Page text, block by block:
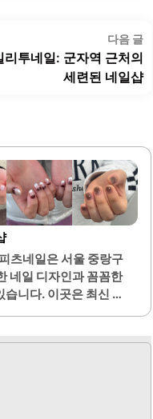
다음 글
리투네일: 군자역 근처의
세련된 네일샵
츠네일은 서울 중랑구
네일 디자인과 꼼꼼한
니다. 이곳은 최신 트
특하고 세련된 네일을